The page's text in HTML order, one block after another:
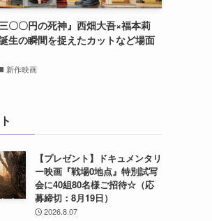
〇〇円の死神』西畑大吾×福本莉
生の瞬間を捉えたカットなど場面
新作映画
【プレゼント】ドキュメンタリ
ー映画『戦場0地点』特別試写
会に40組80名様ご招待☆（応
募締切：8月19日）
2026.8.07